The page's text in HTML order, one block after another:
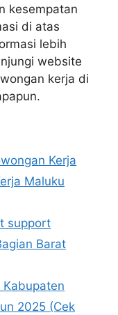
kesempatan
di atas
lebih
website
kerja di
Kerja
Maluku
support
Barat
2025 (Cek